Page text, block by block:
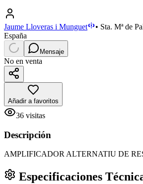
Jaume Lloveras i Munguet • Sta. Mª de
España
Mensaje
No en venta
Añadir a favoritos
36 visitas
Descripción
AMPLIFICADOR ALTERNATIU DE
Especificaciones